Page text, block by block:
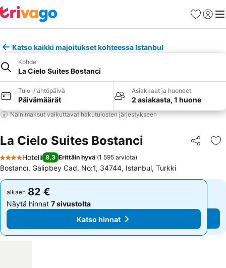
Suosikit
Katso kaikki majoitukset kohteessa Istanbul
Kohde
La Cielo Suites Bostanci
Tulo-/lähtöpäivä
Päivämäärät
Asiakkaat ja huoneet
2 asiakasta, 1 huone
Näin maksut vaikuttavat hakutulosten järjestykseen
La Cielo Suites Bostanci Jaa
4 Tähtiluokitus
Hotelli 8,3 Erittäin hyvä (1 595 arviota)
Bostancı, Galipbey Cad. No:1, 34744, Istanbul, Turkki
alkaen 82 €
Näytä hinnat 7 sivustolta
Katso hinnat
alkaen 82 €
Näytä hinnat 7 sivustolta
Katso hinnat